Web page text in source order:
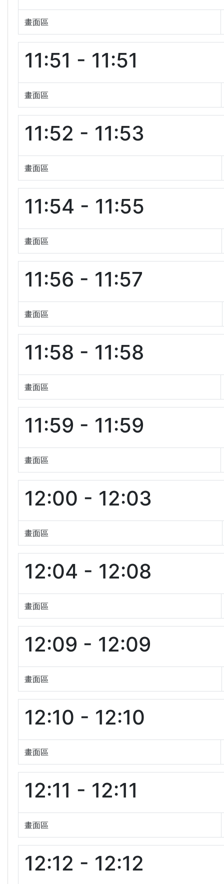
畫面區
11:51 - 11:51
畫面區
11:52 - 11:53
畫面區
11:54 - 11:55
畫面區
11:56 - 11:57
畫面區
11:58 - 11:58
畫面區
11:59 - 11:59
畫面區
12:00 - 12:03
畫面區
12:04 - 12:08
畫面區
12:09 - 12:09
畫面區
12:10 - 12:10
畫面區
12:11 - 12:11
畫面區
12:12 - 12:12